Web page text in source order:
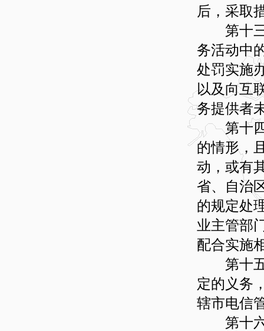
后，采取
第十三
务活动中
处罚实施
以及向互
务提供者
第十四条
的情形，
动，或有
省、自治
的规定处
业主管部
配合实施
第十五
定的义务
辖市电信
第十六